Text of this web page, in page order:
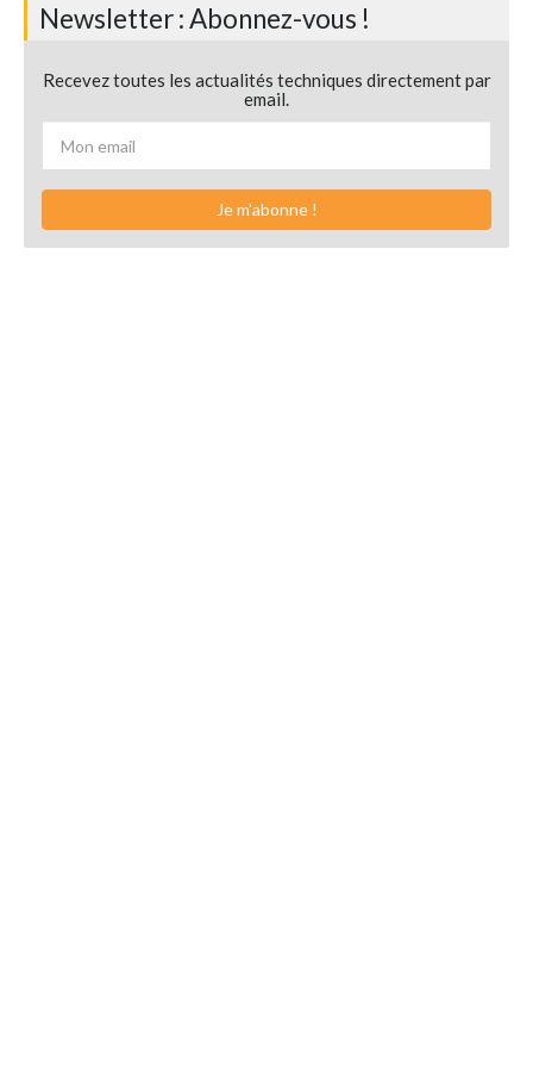
Newsletter : Abonnez-vous !
Recevez toutes les actualités techniques directement par
email.
Je m'abonne !